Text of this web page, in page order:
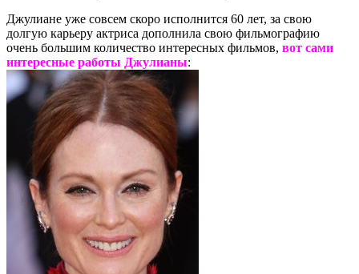
Джулиане уже совсем скоро исполнится 60 лет, за свою
долгую карьеру актриса дополнила свою фильмографию
очень большим количество интересных фильмов, вот сами
интересные работы Джулианы: